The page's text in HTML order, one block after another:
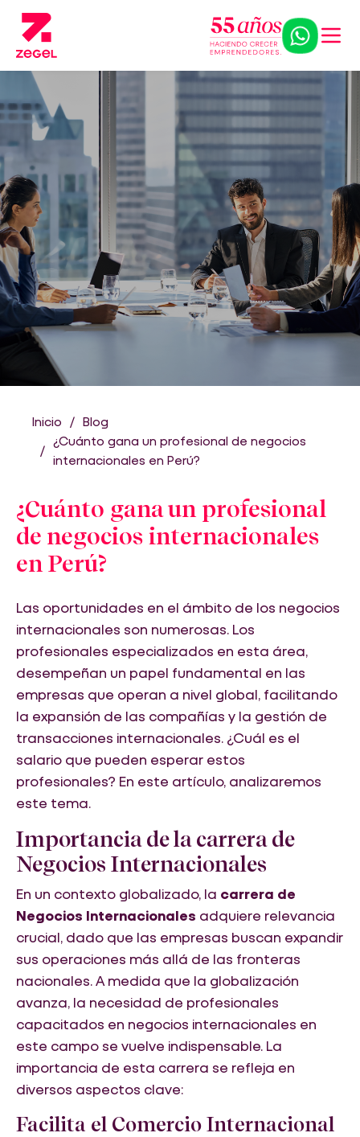
Inicio
Blog
¿Cuánto gana un profesional de negocios
internacionales en Perú?
¿Cuánto gana un profesional
de negocios internacionales
en Perú?
Las oportunidades en el ámbito de los negocios
internacionales son numerosas. Los
profesionales especializados en esta área,
desempeñan un papel fundamental en las
empresas que operan a nivel global, facilitando
la expansión de las compañías y la gestión de
transacciones internacionales. ¿Cuál es el
salario que pueden esperar estos
profesionales? En este artículo, analizaremos
este tema.
Importancia de la carrera de
Negocios Internacionales
En un contexto globalizado, la carrera de
Negocios Internacionales adquiere relevancia
crucial, dado que las empresas buscan expandir
sus operaciones más allá de las fronteras
nacionales. A medida que la globalización
avanza, la necesidad de profesionales
capacitados en negocios internacionales en
este campo se vuelve indispensable. La
importancia de esta carrera se refleja en
diversos aspectos clave:
Facilita el Comercio Internacional